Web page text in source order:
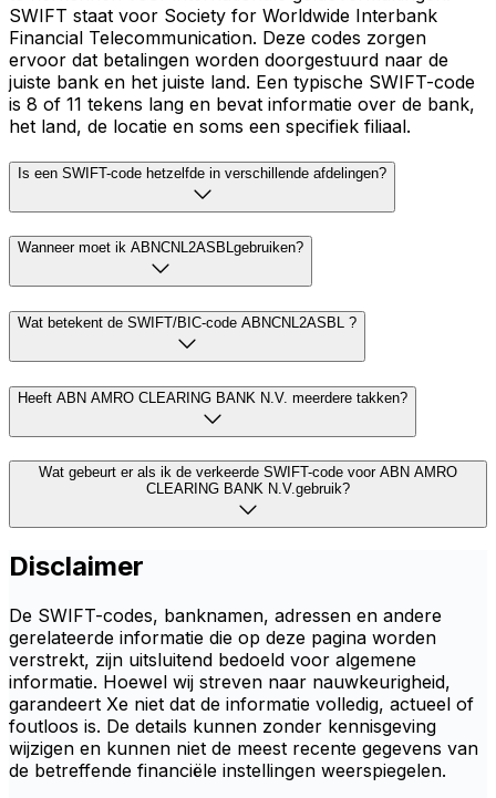
SWIFT staat voor Society for Worldwide Interbank
Financial Telecommunication. Deze codes zorgen
ervoor dat betalingen worden doorgestuurd naar de
juiste bank en het juiste land. Een typische SWIFT-code
is 8 of 11 tekens lang en bevat informatie over de bank,
het land, de locatie en soms een specifiek filiaal.
Is een SWIFT-code hetzelfde in verschillende afdelingen?
Wanneer moet ik ABNCNL2ASBLgebruiken?
Wat betekent de SWIFT/BIC-code ABNCNL2ASBL ?
Heeft ABN AMRO CLEARING BANK N.V. meerdere takken?
Wat gebeurt er als ik de verkeerde SWIFT-code voor ABN AMRO
CLEARING BANK N.V.gebruik?
Disclaimer
De SWIFT-codes, banknamen, adressen en andere
gerelateerde informatie die op deze pagina worden
verstrekt, zijn uitsluitend bedoeld voor algemene
informatie. Hoewel wij streven naar nauwkeurigheid,
garandeert Xe niet dat de informatie volledig, actueel of
foutloos is. De details kunnen zonder kennisgeving
wijzigen en kunnen niet de meest recente gegevens van
de betreffende financiële instellingen weerspiegelen.